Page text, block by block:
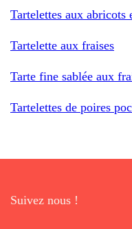
Tartelettes aux abricots
Tartelette aux fraises
Tarte fine sablée aux
Tartelettes de poires
Suivez nous !